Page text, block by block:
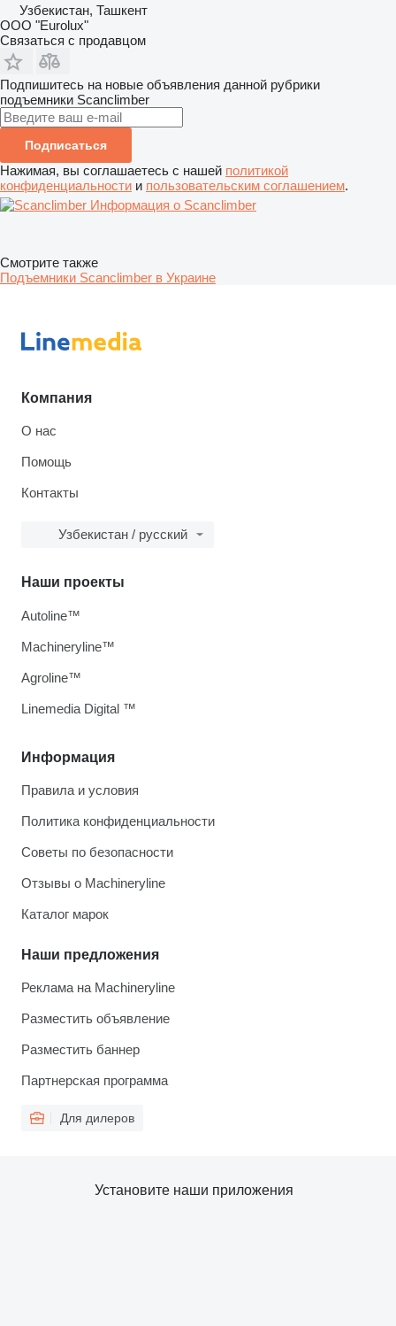
Узбекистан, Ташкент
ООО "Eurolux"
Связаться с продавцом
Подпишитесь на новые объявления данной рубрики
подъемники Scanclimber
Подписаться
Нажимая, вы соглашаетесь с нашей политикой
конфиденциальности и пользовательским соглашением.
Информация о Scanclimber
Смотрите также
Подъемники Scanclimber в Украине
Компания
О нас
Помощь
Контакты
Узбекистан / русский
Информация
Правила и условия
Политика конфиденциальности
Советы по безопасности
Отзывы о Machineryline
Каталог марок
Наши предложения
Реклама на Machineryline
Разместить объявление
Разместить баннер
Партнерская программа
Для дилеров
Наши проекты
Autoline™
Machineryline™
Agroline™
Linemedia Digital ™
Установите наши приложения